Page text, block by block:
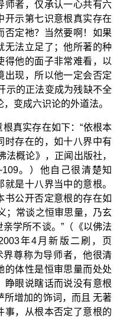
师者，仅承认一心共有六
开示第七识意根真实存在
否定祂？当然要啊！如果
无法立足了；他所著的种
得他的面子非常难看，以
出现，所以他一定会否定
示的正法变成为残缺不全
变成六识论的外道法。
真实存在如下：“依根本
时存在的，如十八界中有
法概论》，正闻出版社，
。）他自己很清楚知
是十八界当中的意根。
书公开否定意根的存在如
；常谈之恒审思量，乃玄
学所不谈。”（《以佛法
年4月新版二刷，页
尊称为导师者，他很清
的体性是恒审思量而处处
睁眼说瞎话而说没有意根
所增加的饰词，而且 无著
事，从根本否定了意根的